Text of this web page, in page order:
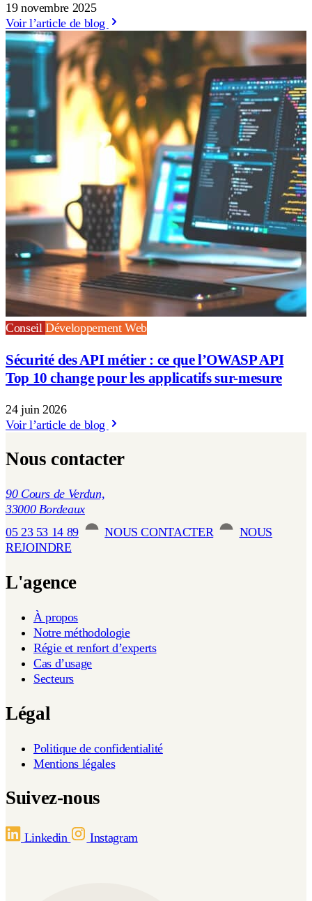
19 novembre 2025
Voir l’article de blog
ConseilDéveloppement Web
Sécurité des API métier : ce que l’OWASP API
Top 10 change pour les applicatifs sur-mesure
24 juin 2026
Voir l’article de blog
Nous contacter
90 Cours de Verdun,
33000 Bordeaux
05 23 53 14 89
NOUS CONTACTER
NOUS
REJOINDRE
L'agence
À propos
Notre méthodologie
Régie et renfort d’experts
Cas d’usage
Secteurs
Légal
Politique de confidentialité
Mentions légales
Suivez-nous
Linkedin Instagram